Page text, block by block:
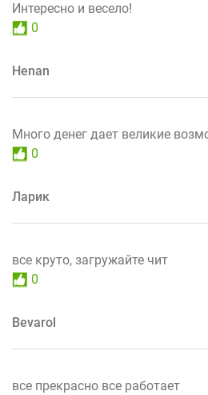
Интересно и весело!
0
Henan
Много денег дает великие
0
Ларик
все круто, загружайте чит
0
Bevarol
все прекрасно все работает